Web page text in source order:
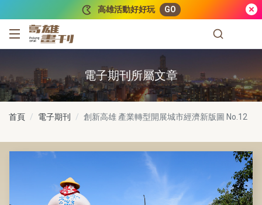
高雄活動好好玩 GO
高雄畫刊
電子期刊所屬文章
首頁 電子期刊 創新高雄 產業轉型開展城市經濟新版圖 No.12